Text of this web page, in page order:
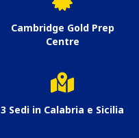
Cambridge Gold Prep
Centre
3 Sedi in Calabria e Sicilia